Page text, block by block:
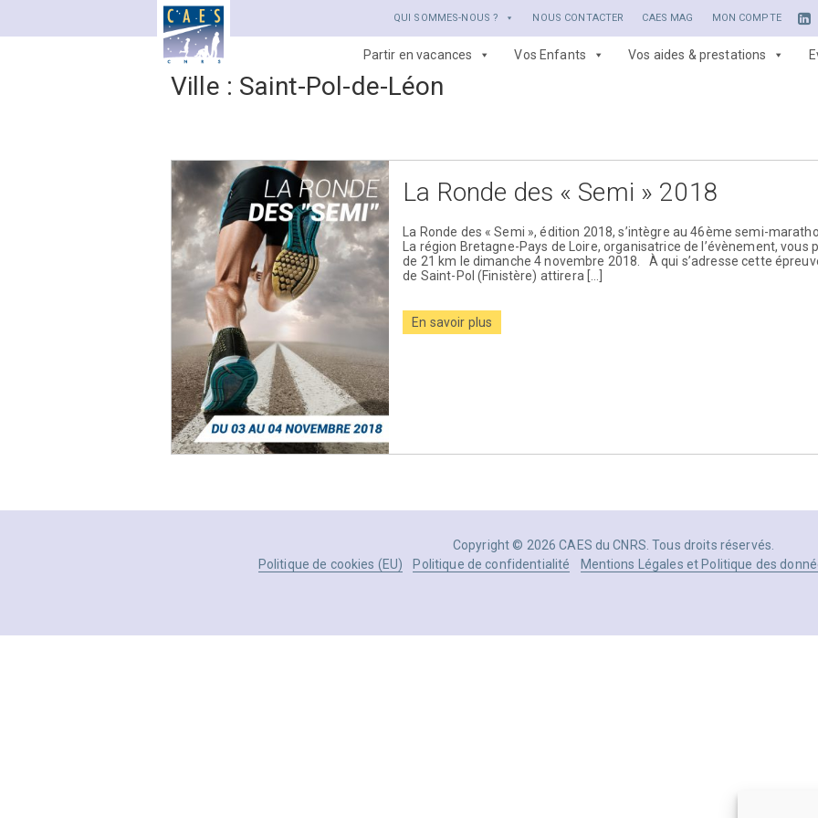
QUI SOMMES-NOUS ? NOUS CONTACTER CAES MAG MON COMPTE
Partir en vacances Vos Enfants Vos aides & prestations
Ville : Saint-Pol-de-Léon
La Ronde des « Semi » 2018
La Ronde des « Semi », édition 2018, s’intègre au 46ème semi-
La région Bretagne-Pays de Loire, organisatrice de l’évènement,
de 21 km le dimanche 4 novembre 2018. À qui s’adresse cette
de Saint-Pol (Finistère) attirera […]
En savoir plus
Copyright © 2026 CAES du CNRS. Tous droits réservés.
Politique de cookies (EU)
Politique de confidentialité Mentions Légales et Politique des